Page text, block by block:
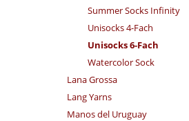
Summer Socks Infinity
Unisocks 4-Fach
Unisocks 6-Fach
Watercolor Sock
Lana Grossa
Lang Yarns
Manos del Uruguay